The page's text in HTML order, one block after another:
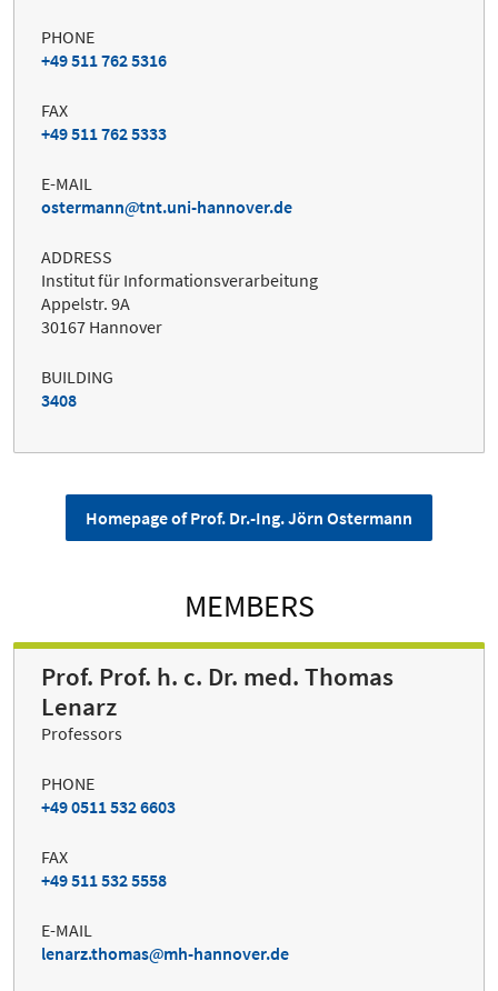
PHONE
+49 511 762 5316
FAX
+49 511 762 5333
E-MAIL
ostermann
tnt.uni-hannover.de
ADDRESS
Institut für Informationsverarbeitung
Appelstr. 9A
30167 Hannover
BUILDING
3408
Homepage of Prof. Dr.-Ing. Jörn Ostermann
MEMBERS
Prof. Prof. h. c. Dr. med. Thomas
Lenarz
Professors
PHONE
+49 0511 532 6603
FAX
+49 511 532 5558
E-MAIL
lenarz.thomas
mh-hannover.de